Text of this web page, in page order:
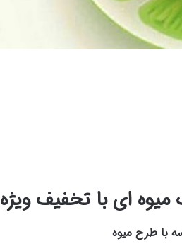
میوه ای با تخفیف ویژه
با طرح میوه